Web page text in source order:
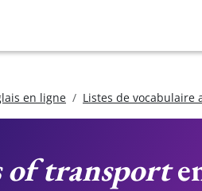
en ligne Listes de vocabulaire
of transport